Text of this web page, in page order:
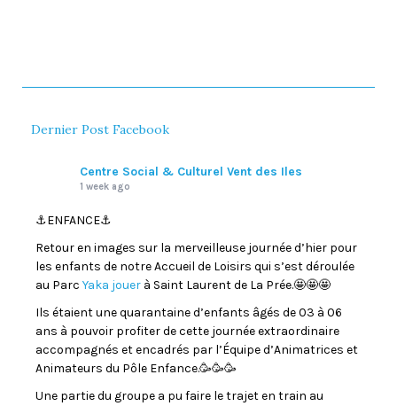
Dernier Post Facebook
Centre Social & Culturel Vent des Iles
1 week ago
⚓️ENFANCE⚓️
Retour en images sur la merveilleuse journée d’hier pour
les enfants de notre Accueil de Loisirs qui s’est déroulée
au Parc Yaka jouer à Saint Laurent de La Prée.🤩🤩🤩
Ils étaient une quarantaine d’enfants âgés de 03 à 06
ans à pouvoir profiter de cette journée extraordinaire
accompagnés et encadrés par l’Équipe d’Animatrices et
Animateurs du Pôle Enfance.🥳🥳🥳
Une partie du groupe a pu faire le trajet en train au